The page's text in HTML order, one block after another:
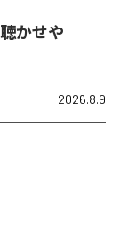
かせや
2026.8.9